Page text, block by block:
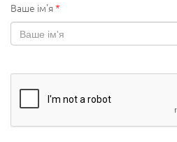
Ваше ім'я*